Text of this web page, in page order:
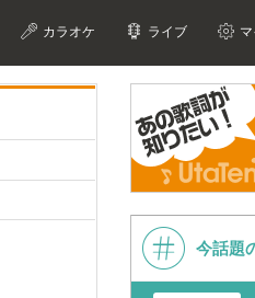
カラオケ ライブ
今話題